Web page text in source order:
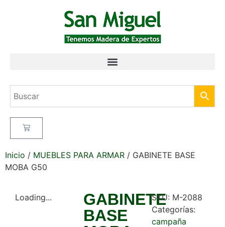
Inicio / MUEBLES PARA ARMAR / GABINETE BASE
MOBA G50
Loading...
GABINETE
BASE
SKU: M-2088
Categorías:
campaña